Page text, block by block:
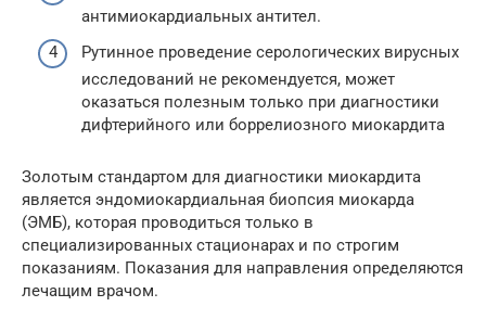
антимиокардиальных антител.
Рутинное проведение серологических вирусных
исследований не рекомендуется, может
оказаться полезным только при диагностики
дифтерийного или боррелиозного миокардита
Золотым стандартом для диагностики миокардита
является эндомиокардиальная биопсия миокарда
(ЭМБ), которая проводиться только в
специализированных стационарах и по строгим
показаниям. Показания для направления определяются
лечащим врачом.